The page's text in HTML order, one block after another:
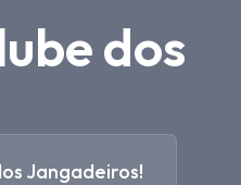
dos
Jangadeiros!